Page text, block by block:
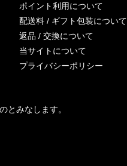
ポイント利用について
配送料 / ギフト包装について
返品 / 交換について
当サイトについて
プライバシーポリシー
お問い合わせ
とみなします。